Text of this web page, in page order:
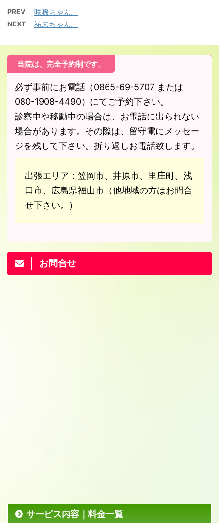
PREV 咲稀ちゃん。
NEXT 祐未ちゃん。
当院は、完全予約制です。
必ず事前にお電話（0865-69-5707 または
080-1908-4490）にてご予約下さい。
診察中や移動中の場合は、お電話に出られない
場合があります。その際は、留守電にメッセー
ジを残して下さい。折り返しお電話致します。
出張エリア：笠岡市、井原市、里庄町、浅
口市、広島県福山市（他地域の方はお問合
せ下さい。）
お問合せ
サービス内容｜料金一覧